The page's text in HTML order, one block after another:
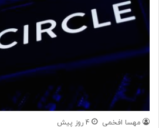
مهسا افخمی 4 روز پیش